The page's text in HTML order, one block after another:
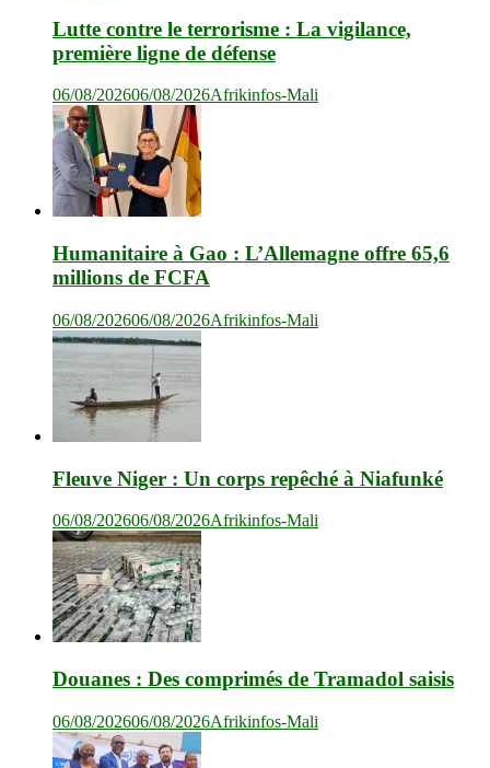
Lutte contre le terrorisme : La vigilance,
première ligne de défense
06/08/202606/08/2026Afrikinfos-Mali
Humanitaire à Gao : L’Allemagne offre 65,6
millions de FCFA
06/08/202606/08/2026Afrikinfos-Mali
Fleuve Niger : Un corps repêché à Niafunké
06/08/202606/08/2026Afrikinfos-Mali
Douanes : Des comprimés de Tramadol saisis
06/08/202606/08/2026Afrikinfos-Mali